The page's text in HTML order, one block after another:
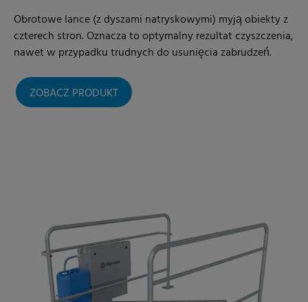
Obrotowe lance (z dyszami natryskowymi) myją obiekty z
czterech stron. Oznacza to optymalny rezultat czyszczenia,
nawet w przypadku trudnych do usunięcia zabrudzeń.
ZOBACZ PRODUKT